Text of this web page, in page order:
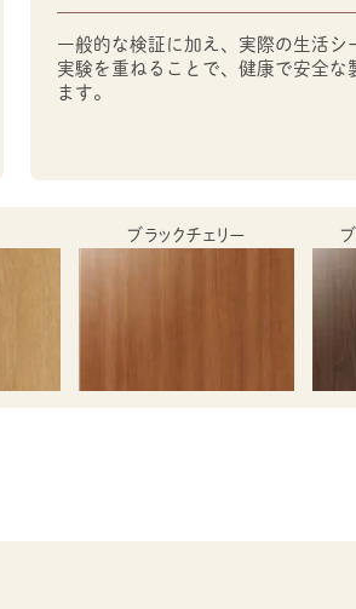
一般的な検証に加え、実際の生活シ
実験を重ねることで、健康で安全な
ます。
ブラックチェリー